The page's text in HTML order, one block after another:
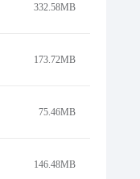
332.58MB
173.72MB
75.46MB
146.48MB